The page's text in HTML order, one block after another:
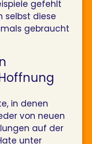
gefehlt
selbst diese
gebraucht
in denen
von neuen
auf der
unter